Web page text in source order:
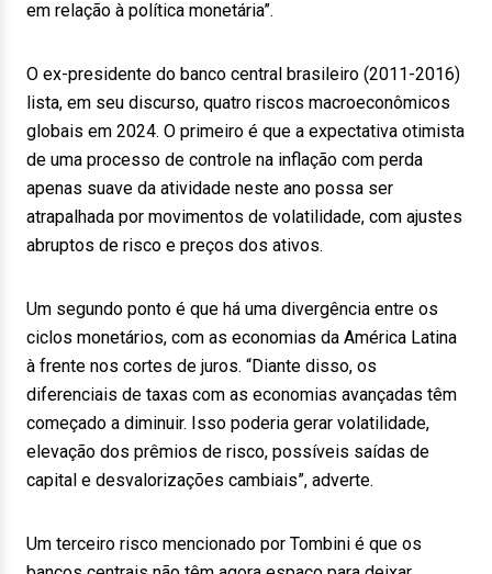
em relação à política monetária”.
O ex-presidente do banco central brasileiro (2011-2016)
lista, em seu discurso, quatro riscos macroeconômicos
globais em 2024. O primeiro é que a expectativa otimista
de uma processo de controle na inflação com perda
apenas suave da atividade neste ano possa ser
atrapalhada por movimentos de volatilidade, com ajustes
abruptos de risco e preços dos ativos.
Um segundo ponto é que há uma divergência entre os
ciclos monetários, com as economias da América Latina
à frente nos cortes de juros. “Diante disso, os
diferenciais de taxas com as economias avançadas têm
começado a diminuir. Isso poderia gerar volatilidade,
elevação dos prêmios de risco, possíveis saídas de
capital e desvalorizações cambiais”, adverte.
Um terceiro risco mencionado por Tombini é que os